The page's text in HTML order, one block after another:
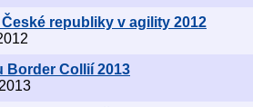
republiky v agility 2012
Border Collií 2013